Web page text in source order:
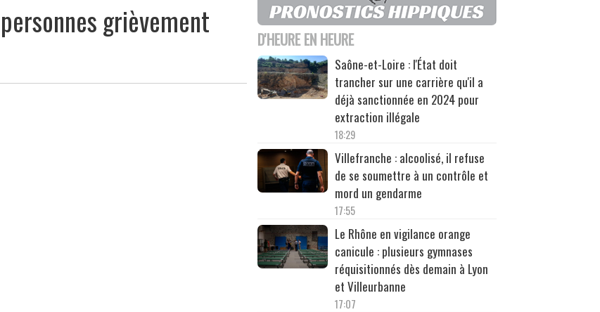
grièvement
D'HEURE EN HEURE
Saône-et-Loire : l'État doit
trancher sur une carrière qu'il a
déjà sanctionnée en 2024 pour
extraction illégale
18:29
Villefranche : alcoolisé, il refuse
de se soumettre à un contrôle et
mord un gendarme
17:55
Le Rhône en vigilance orange
canicule : plusieurs gymnases
réquisitionnés dès demain à Lyon
et Villeurbanne
17:07